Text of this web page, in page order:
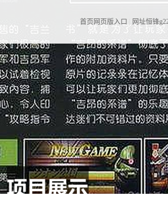
首页网页版入口 网址恒锋